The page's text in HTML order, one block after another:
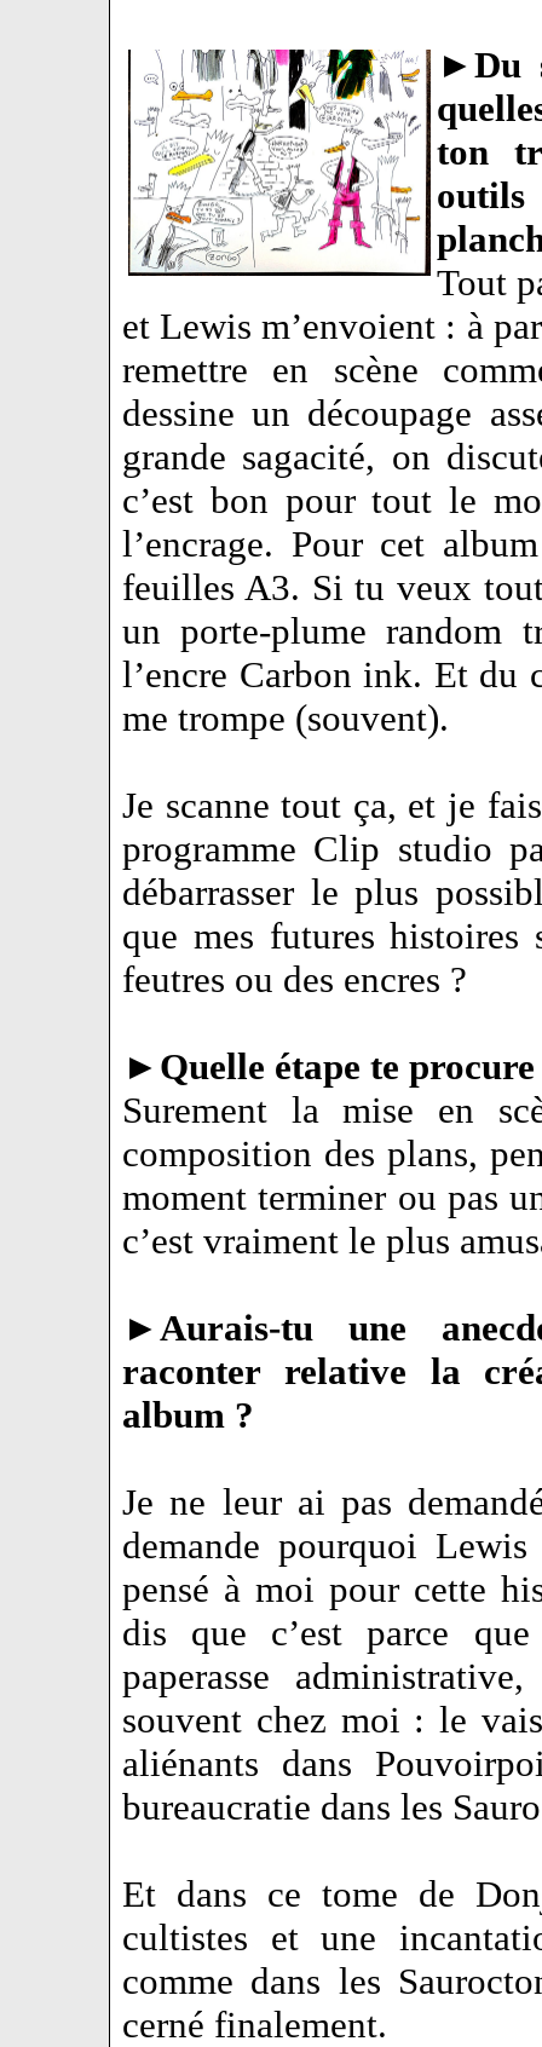
►Du
ton
Tout
et Lewis m’envoient : à
remettre en scène
dessine un découpage
grande sagacité, on
c’est bon pour tout le
l’encrage. Pour cet
feuilles A3. Si tu veux
un porte-plume random
l’encre Carbon ink. Et du
me trompe (souvent).
Je scanne tout ça, et je
programme Clip studio
débarrasser le plus
que mes futures histoires
feutres ou des encres ?
► Quelle étape te
Surement la mise en
composition des plans,
moment terminer ou pas
c’est vraiment le plus
►Aurais-tu une
raconter relative la
album ?
Je ne leur ai pas
demande pourquoi
pensé à moi pour cette
dis que c’est parce
paperasse
souvent chez moi : le
aliénants dans
bureaucratie dans les
Et dans ce tome de
cultistes et une
comme dans les
cerné finalement.